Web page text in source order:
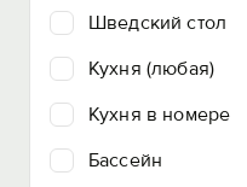
Шведский стол
Кухня (любая)
Кухня в номере
Бассейн